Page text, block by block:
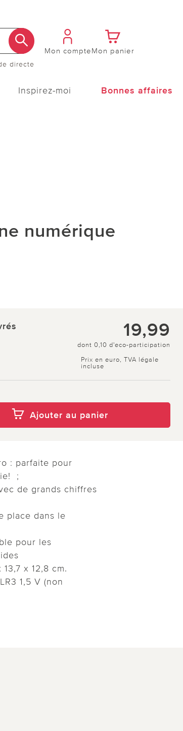
directe
Mon compteMon panier
Inspirez-moi Bonnes affaires
numérique
19,99
dont 0,10 d'eco-participation
Prix en euro, TVA légale
incluse
Ajouter au panier
: parfaite pour
;
de grands chiffres
place dans le
pour les
x 12,8 cm.
1,5 V (non